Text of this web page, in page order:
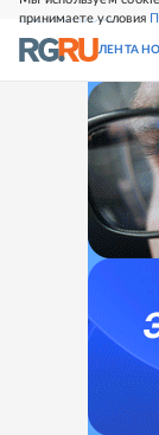
принимаете условия
СВЕЖИЙ НОМЕР
ЛЕНТА